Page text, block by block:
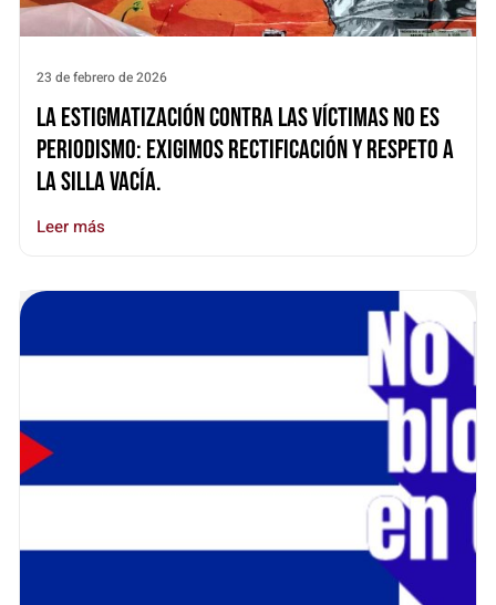
23 de febrero de 2026
La estigmatización contra las víctimas no es
periodismo: Exigimos rectificación y respeto a
La Silla Vacía.
Leer más